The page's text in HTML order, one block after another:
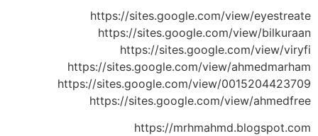
https://sites.google.com/view/eyestreate
https://sites.google.com/view/bilkuraan
https://sites.google.com/view/viryfi
https://sites.google.com/view/ahmedmarham
https://sites.google.com/view/0015204423709
https://sites.google.com/view/ahmedfree
https://mrhmahmd.blogspot.com